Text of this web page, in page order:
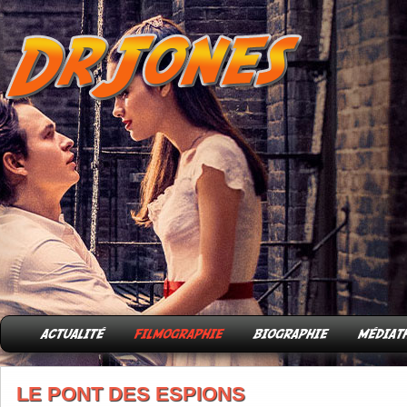
LE PONT DES ESPIONS